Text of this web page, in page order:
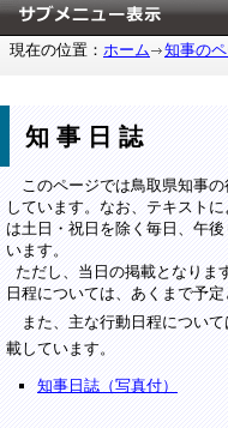
現在の位置： ホーム 知事の
知事日誌
このページでは鳥取県知事の
しています。なお、テキスト
は土日・祝日を除く毎日、午
います。
ただし、当日の掲載となりま
日程については、あくまで予定
また、主な行動日程について
載しています。
知事日誌（写真付）